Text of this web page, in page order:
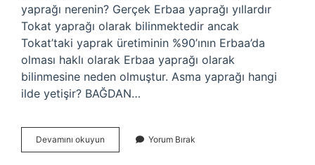
yaprağı nerenin? Gerçek Erbaa yaprağı yıllardır
Tokat yaprağı olarak bilinmektedir ancak
Tokat’taki yaprak üretiminin %90’ının Erbaa’da
olması haklı olarak Erbaa yaprağı olarak
bilinmesine neden olmuştur. Asma yaprağı hangi
ilde yetişir? BAĞDAN…
Devamını okuyun
Yaprak
Yorum Bırak